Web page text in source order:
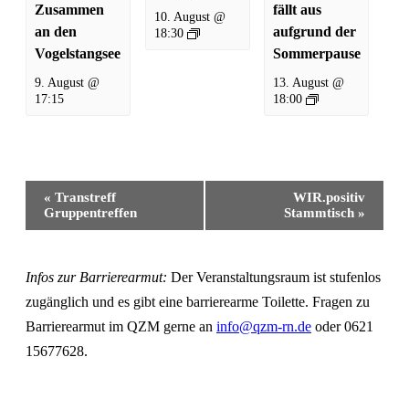
Zusammen
an den
Vogelstangsee
9. August @
17:15
10. August @
18:30
fällt aus
aufgrund der
Sommerpause
13. August @
18:00
Veranstaltung-
Navigation
« Transtreff
Gruppentreffen
WIR.positiv
Stammtisch »
Infos zur Barrierearmut: Der Veranstaltungsraum ist stufenlos
zugänglich und es gibt eine barrierearme Toilette. Fragen zu
Barrierearmut im QZM gerne an info@qzm-rn.de oder 0621
15677628.